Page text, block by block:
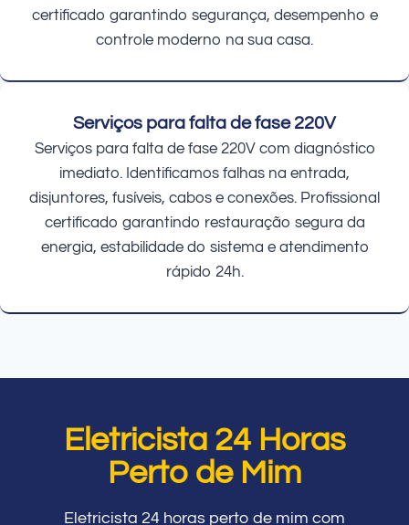
certificado garantindo segurança, desempenho e
controle moderno na sua casa.
Serviços para falta de fase 220V
Serviços para falta de fase 220V com diagnóstico
imediato. Identificamos falhas na entrada,
disjuntores, fusíveis, cabos e conexões. Profissional
certificado garantindo restauração segura da
energia, estabilidade do sistema e atendimento
rápido 24h.
Eletricista 24 Horas
Perto de Mim
Eletricista 24 horas perto de mim com